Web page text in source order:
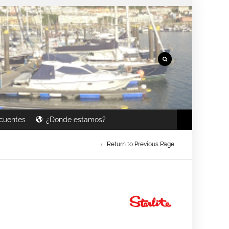
¿Donde estamos?
Return to Previous Page